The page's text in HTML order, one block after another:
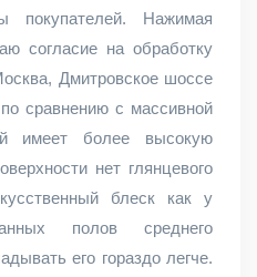
покупателей. Нажимая
согласие на обработку
Дмитровское шоссе
сравнению с массивной
имеет более высокую
нет глянцевого
блеск как у
полов среднего
его гораздо легче.